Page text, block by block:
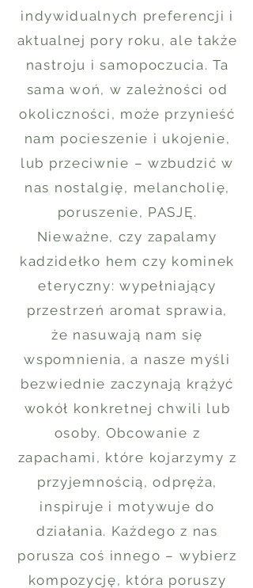
indywidualnych preferencji i
aktualnej pory roku, ale także
nastroju i samopoczucia. Ta
sama woń, w zależności od
okoliczności, może przynieść
nam pocieszenie i ukojenie,
lub przeciwnie – wzbudzić w
nas nostalgię, melancholię,
poruszenie, PASJĘ.
Nieważne, czy zapalamy
kadzidełko hem czy kominek
eteryczny: wypełniający
przestrzeń aromat sprawia,
że nasuwają nam się
wspomnienia, a nasze myśli
bezwiednie zaczynają krążyć
wokół konkretnej chwili lub
osoby. Obcowanie z
zapachami, które kojarzymy z
przyjemnością, odpręża,
inspiruje i motywuje do
działania. Każdego z nas
porusza coś innego – wybierz
kompozycję, która poruszy